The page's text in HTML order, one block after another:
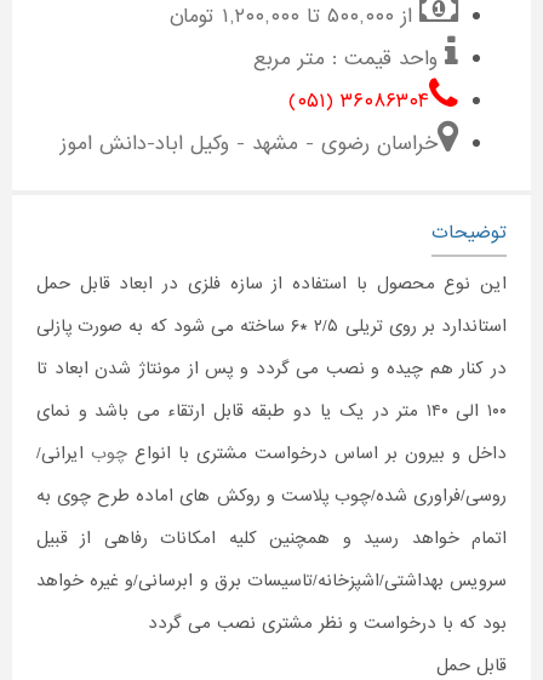
از ۵۰۰,۰۰۰ تا ۱,۲۰۰,۰۰۰ تومان
واحد قیمت : متر مربع
۳۶۰۸۶۳۰۴ (۰۵۱)
خراسان رضوی - مشهد - وکیل اباد-دانش اموز
توضیحات
این نوع محصول با استفاده از سازه فلزی در ابعاد قابل حمل
استاندارد بر روی تریلی ۲/۵ *۶ ساخته می شود که به صورت پازلی
در کنار هم چیده و نصب می گردد و پس از مونتاژ شدن ابعاد تا
۱۰۰ الی ۱۴۰ متر در یک یا دو طبقه قابل ارتقاء می باشد و نمای
داخل و بیرون بر اساس درخواست مشتری با انواع چوب ایرانی/
روسی/فراوری شده/چوب پلاست و روکش های اماده طرح چوی به
اتمام خواهد رسید و همچنین کلیه امکانات رفاهی از قبیل
سرویس بهداشتی/اشپزخانه/تاسیسات برق و ابرسانی/و غیره خواهد
بود که با درخواست و نظر مشتری نصب می گردد
قابل حمل